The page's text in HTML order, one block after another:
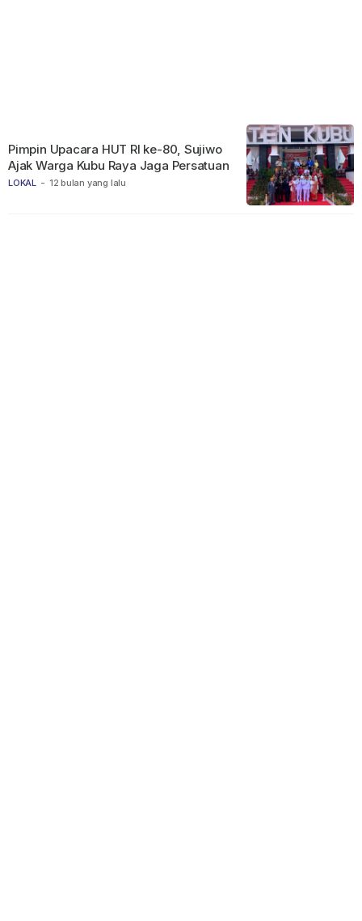
LOKAL - 12 bulan yang lalu
Pimpin Upacara HUT RI ke-80, Sujiwo
Ajak Warga Kubu Raya Jaga Persatuan